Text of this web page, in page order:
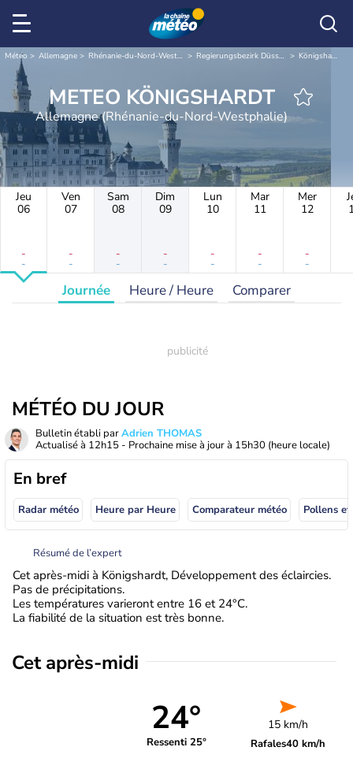
Météo Allemagne Rhénanie-du-Nord-Westphalie Regierungsbezirk Düsseldorf Königshardt
METEO KÖNIGSHARDT
Allemagne (Rhénanie-du-Nord-Westphalie)
Jeu
06
-
-
Ven
07
-
-
Sam
08
-
-
Dim
09
-
-
Lun
10
-
-
Mar
11
-
-
Mer
12
-
-
Journée Heure / Heure Comparer
MÉTÉO DU JOUR
Bulletin établi parAdrien THOMAS
Actualisé à 12h15 - Prochaine mise à jour à 15h30 (heure locale)
En bref
Radar météo Heure par Heure Comparateur météo Pollens
Résumé de l’expert
Cet après-midi à Königshardt, Développement des éclaircies.
Pas de précipitations.
Les températures varieront entre 16 et 24°C.
La fiabilité de la situation est très bonne.
Cet après-midi
24°
Ressenti 25°
15 km/h
Rafales40 km/h